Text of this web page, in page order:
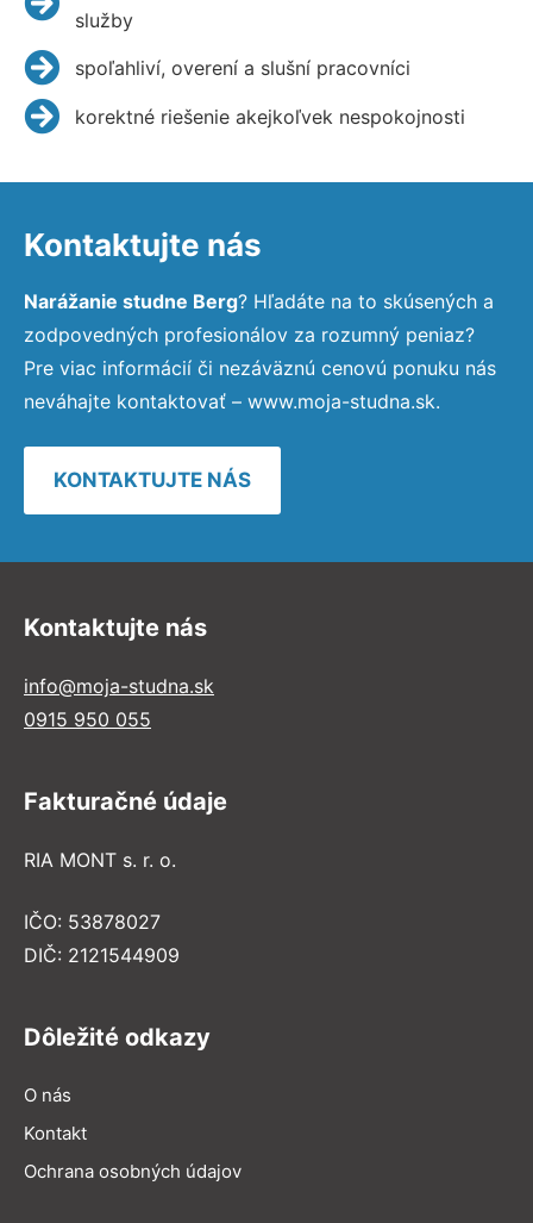
služby
spoľahliví, overení a slušní pracovníci
korektné riešenie akejkoľvek nespokojnosti
Kontaktujte nás
Narážanie studne Berg? Hľadáte na to skúsených a
zodpovedných profesionálov za rozumný peniaz?
Pre viac informácií či nezáväznú cenovú ponuku nás
neváhajte kontaktovať – www.moja-studna.sk.
KONTAKTUJTE NÁS
Kontaktujte nás
info@moja-studna.sk
0915 950 055
Fakturačné údaje
RIA MONT s. r. o.
IČO: 53878027
DIČ: 2121544909
Dôležité odkazy
O nás
Kontakt
Ochrana osobných údajov